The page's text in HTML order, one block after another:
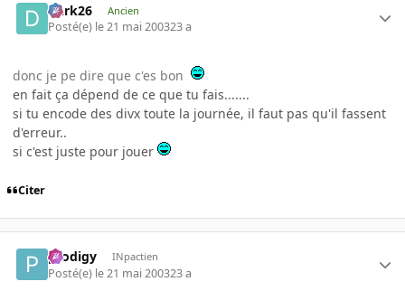
Dark26 Ancien
Posté(e) le 21 mai 200323 a
donc je pe dire que c'es bon
en fait ça dépend de ce que tu fais.......
si tu encode des divx toute la journée, il faut pas qu'il fassent
d'erreur..
si c'est juste pour jouer
Citer
prodigy INpactien
Posté(e) le 21 mai 200323 a